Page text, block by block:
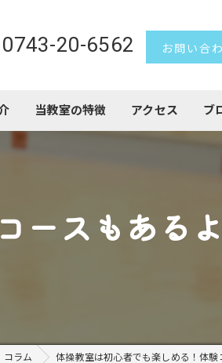
0743-20-6562 お問い合
当教室の特徴
トランポリン
アクセス ブ
ースもあるよ
コラム 体操教室は初心者でも楽しめる！体験